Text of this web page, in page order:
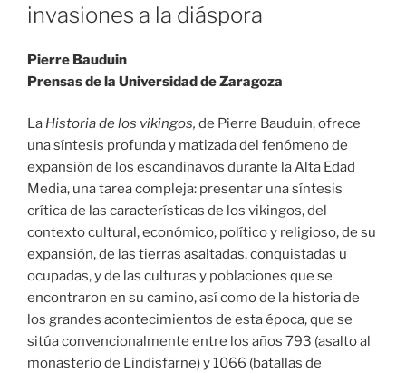
invasiones a la diáspora
Pierre Bauduin
Prensas de la Universidad de Zaragoza
La Historia de los vikingos, de Pierre Bauduin, ofrece
una síntesis profunda y matizada del fenómeno de
expansión de los escandinavos durante la Alta Edad
Media, una tarea compleja: presentar una síntesis
crítica de las características de los vikingos, del
contexto cultural, económico, político y religioso, de su
expansión, de las tierras asaltadas, conquistadas u
ocupadas, y de las culturas y poblaciones que se
encontraron en su camino, así como de la historia de
los grandes acontecimientos de esta época, que se
sitúa convencionalmente entre los años 793 (asalto al
monasterio de Lindisfarne) y 1066 (batallas de